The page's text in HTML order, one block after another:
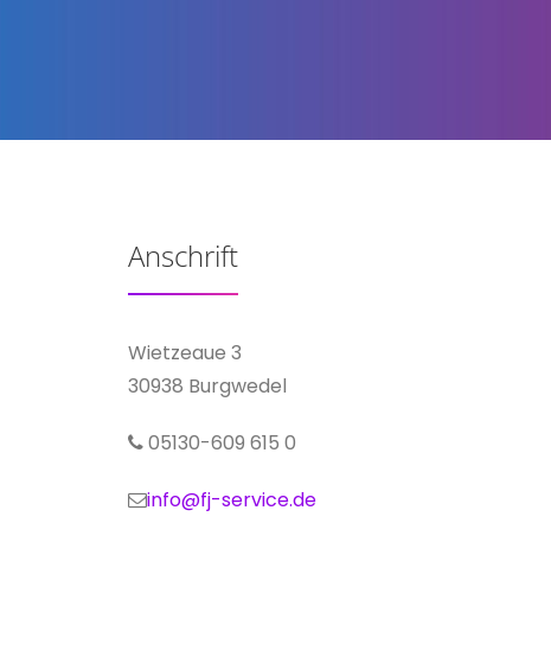
Anschrift
Wietzeaue 3
30938 Burgwedel
05130-609 615 0
info@fj-service.de